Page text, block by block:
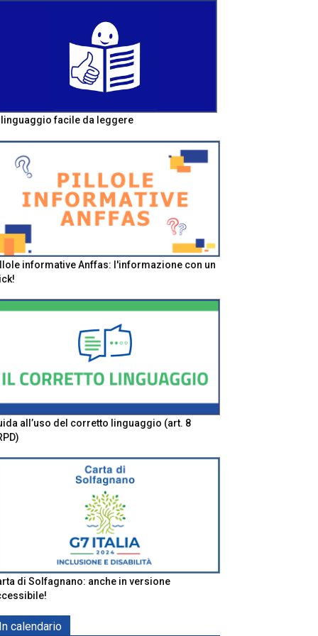
linguaggio facile da leggere
informative Anffas: l'informazione con un
all’uso del corretto linguaggio (art. 8
di Solfagnano: anche in versione
In calendario